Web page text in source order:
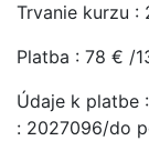
Trvanie kurzu :
Platba : 78 € /
Údaje k platbe
: 2027096/do